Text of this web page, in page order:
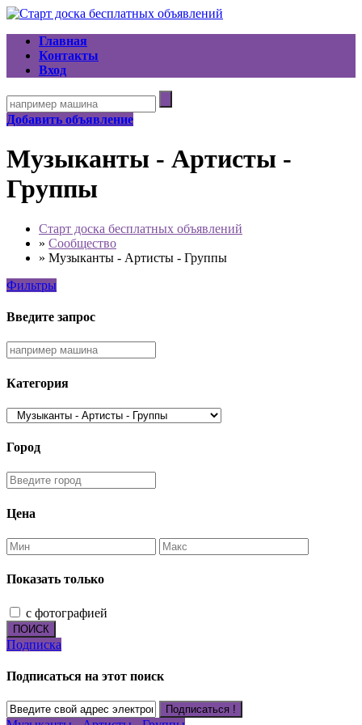
Главная
Контакты
Вход
Добавить объявление
Музыканты - Артисты -
Группы
Старт доска бесплатных объявлений
» Сообщество
» Музыканты - Артисты - Группы
Фильтры
Введите запрос
Категория
Город
Цена
Показать только
с фотографией
ПОИСК
Подписка
Подписаться на этот поиск
Подписаться !